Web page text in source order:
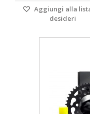
Aggiungi alla
desideri